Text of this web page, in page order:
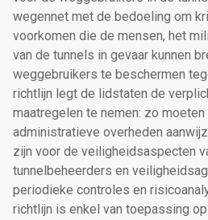
wegennet met de bedoeling om
voorkomen die de mensen, het
van de tunnels in gevaar kunnen
weggebruikers te beschermen
richtlijn legt de lidstaten de
maatregelen te nemen: zo
administratieve overheden
zijn voor de veiligheidsaspecten
tunnelbeheerders en
periodieke controles en
richtlijn is enkel van toepassing